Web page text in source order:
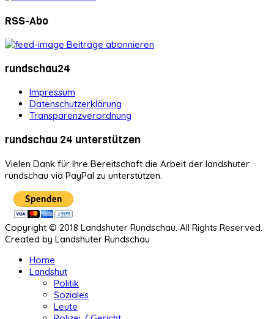
RSS-Abo
Beiträge abonnieren
rundschau24
Impressum
Datenschutzerklärung
Transparenzverordnung
rundschau 24 unterstützen
Vielen Dank für Ihre Bereitschaft die Arbeit der landshuter
rundschau via PayPal zu unterstützen.
Copyright © 2018 Landshuter Rundschau. All Rights Reserved.
Created by Landshuter Rundschau
Home
Landshut
Politik
Soziales
Leute